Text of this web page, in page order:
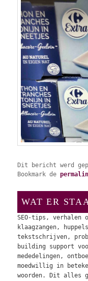
Dit bericht werd
Bookmark de
WAT ER
SEO-tips, verhalen
klaagzangen,
tekstschrijven,
building support
mededelingen,
moedwillig in
woorden. Dit alles